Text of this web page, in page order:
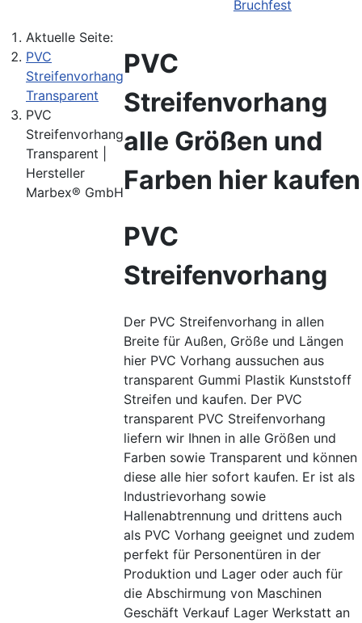
Bruchfest
Aktuelle Seite:
PVC
Streifenvorhang
Transparent
PVC
Streifenvorhang
Transparent |
Hersteller
Marbex® GmbH
PVC
Streifenvorhang
alle Größen und
Farben hier kaufen
PVC
Streifenvorhang
Der PVC Streifenvorhang in allen
Breite für Außen, Größe und Längen
hier PVC Vorhang aussuchen aus
transparent Gummi Plastik Kunststoff
Streifen und kaufen. Der PVC
transparent PVC Streifenvorhang
liefern wir Ihnen in alle Größen und
Farben sowie Transparent und können
diese alle hier sofort kaufen. Er ist als
Industrievorhang sowie
Hallenabtrennung und drittens auch
als PVC Vorhang geeignet und zudem
perfekt für Personentüren in der
Produktion und Lager oder auch für
die Abschirmung von Maschinen
Geschäft Verkauf Lager Werkstatt an